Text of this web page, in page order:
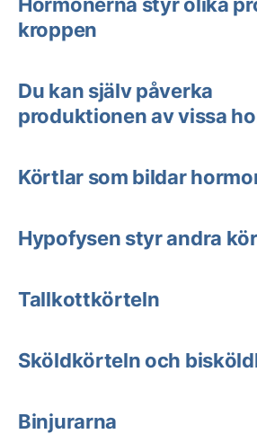
kroppen
Du kan själv påverka
produktionen av vissa
Körtlar som bildar
Hypofysen styr andra
Tallkottkörteln
Sköldkörteln och
Binjurarna